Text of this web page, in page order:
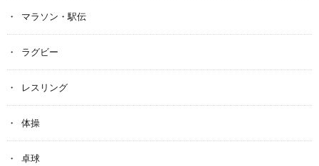
マラソン・駅伝
ラグビー
レスリング
体操
卓球